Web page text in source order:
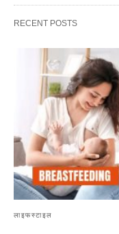
RECENT POSTS
लाइफस्टाइल